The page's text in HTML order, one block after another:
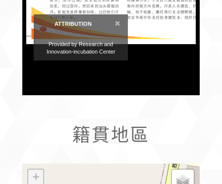
ATTRIBUTION ×
Provided by Research and
Innovation-incubation Center
籍貫地區
+